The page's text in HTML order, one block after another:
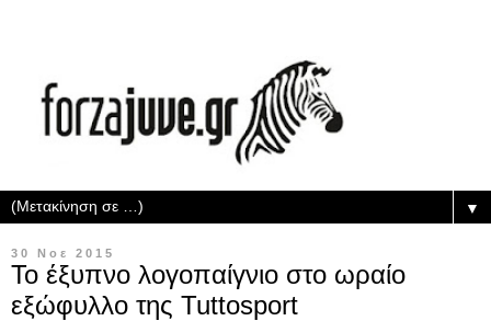
▼
30 Νοε 2015
Το έξυπνο λογοπαίγνιο στο ωραίο
εξώφυλλο της Tuttosport